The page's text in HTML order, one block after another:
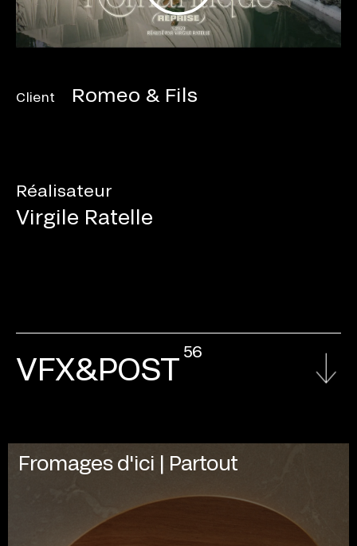
Client Romeo & Fils
Réalisateur
Virgile Ratelle
VFX&POST 56
Fromages d'ici | Partout